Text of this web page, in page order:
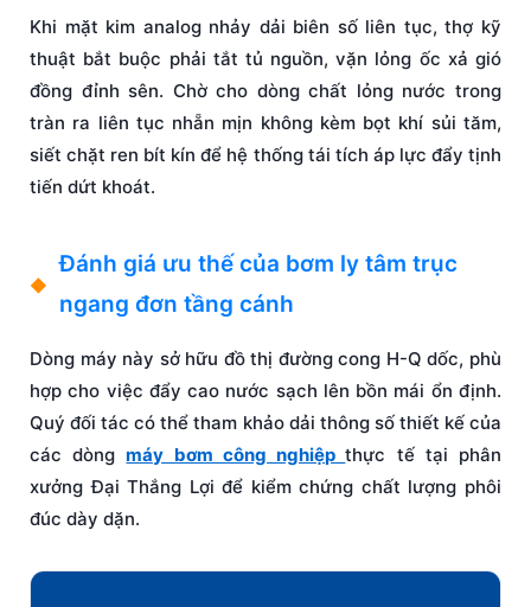
Khi mặt kim analog nhảy dải biên số liên tục, thợ kỹ
thuật bắt buộc phải tắt tủ nguồn, vặn lỏng ốc xả gió
đồng đỉnh sên. Chờ cho dòng chất lỏng nước trong
tràn ra liên tục nhẵn mịn không kèm bọt khí sủi tăm,
siết chặt ren bít kín để hệ thống tái tích áp lực đẩy tịnh
tiến dứt khoát.
Đánh giá ưu thế của bơm ly tâm trục
ngang đơn tầng cánh
Dòng máy này sở hữu đồ thị đường cong H-Q dốc, phù
hợp cho việc đẩy cao nước sạch lên bồn mái ổn định.
Quý đối tác có thể tham khảo dải thông số thiết kế của
các dòngmáy bơm công nghiệpthực tế tại phân
xưởng Đại Thắng Lợi để kiểm chứng chất lượng phôi
đúc dày dặn.